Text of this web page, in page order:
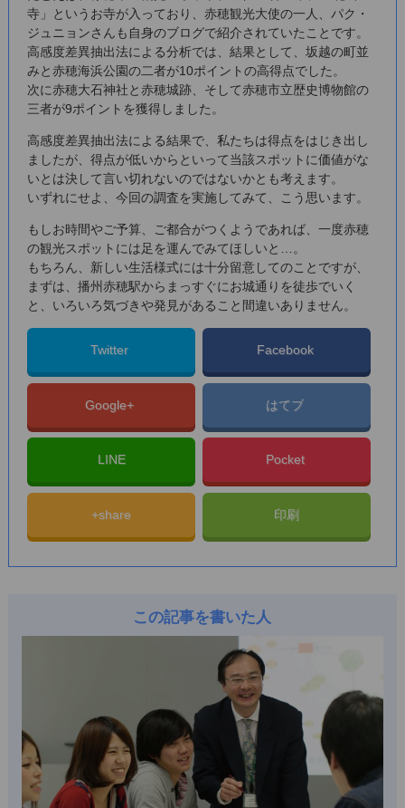
寺」というお寺が入っており、赤穂観光大使の一人、パク・
ジュニョンさんも自身のブログで紹介されていたことです。
高感度差異抽出法による分析では、結果として、坂越の町並
みと赤穂海浜公園の二者が10ポイントの高得点でした。
次に赤穂大石神社と赤穂城跡、そして赤穂市立歴史博物館の
三者が9ポイントを獲得しました。
高感度差異抽出法による結果で、私たちは得点をはじき出し
ましたが、得点が低いからといって当該スポットに価値がな
いとは決して言い切れないのではないかとも考えます。
いずれにせよ、今回の調査を実施してみて、こう思います。
もしお時間やご予算、ご都合がつくようであれば、一度赤穂
の観光スポットには足を運んでみてほしいと…。
もちろん、新しい生活様式には十分留意してのことですが、
まずは、播州赤穂駅からまっすぐにお城通りを徒歩でいく
と、いろいろ気づきや発見があること間違いありません。
Twitter Facebook
Google+ はてブ
LINE Pocket
+share 印刷
この記事を書いた人